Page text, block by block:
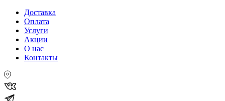
Доставка
Оплата
Услуги
Акции
О нас
Контакты